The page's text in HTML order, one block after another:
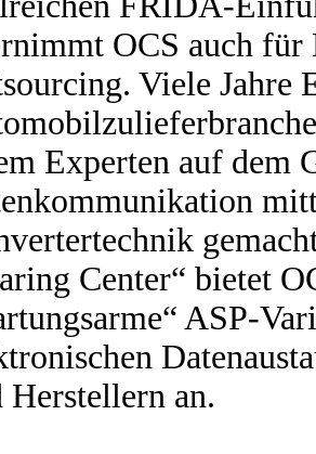
OCS auch
Viele Jahre
Experten auf dem
Center“ bietet
ASP-
Herstellern an.